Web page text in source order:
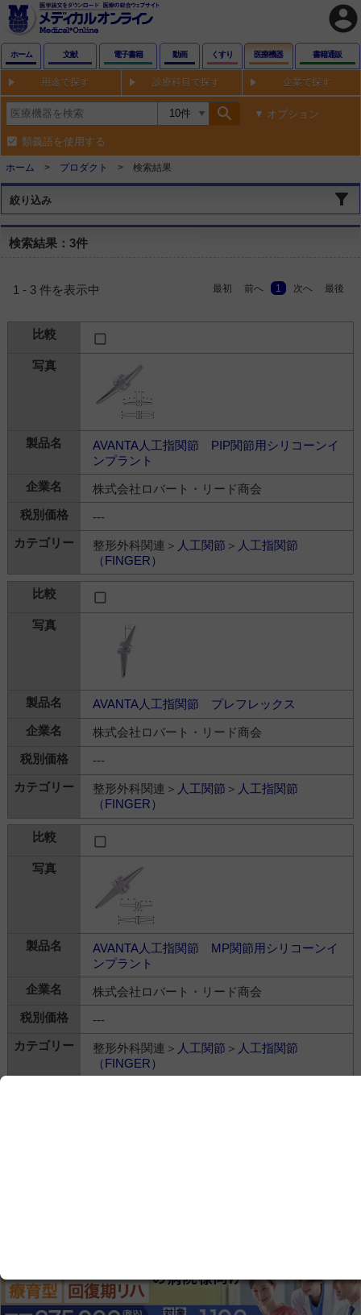
account_circle
ホーム 文献 電子書籍 動画 くすり 医療機器 書籍通販
用途で探す 診療科目で探す 企業で探す
search オプション
類義語を使用する
ホーム プロダクト 検索結果
絞り込み
検索結果：3件
1 - 3 件を表示中 最初 前へ 1 次へ 最後
AVANTA人工指関節 PIP関節用シリコーンイ
ンプラント
株式会社ロバート・リード商会
---
整形外科関連＞ 人工関節 ＞ 人工指関節
（FINGER）
AVANTA人工指関節 プレフレックス
株式会社ロバート・リード商会
---
整形外科関連＞ 人工関節 ＞ 人工指関節
（FINGER）
AVANTA人工指関節 MP関節用シリコーンイ
ンプラント
株式会社ロバート・リード商会
---
整形外科関連＞ 人工関節 ＞ 人工指関節
（FINGER）